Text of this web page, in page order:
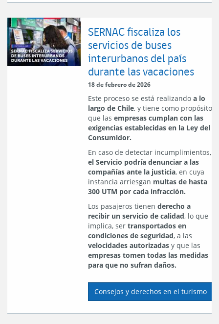
SERNAC fiscaliza los
servicios de buses
interurbanos del país
durante las vacaciones
18 de febrero de 2026
Este proceso se está realizando a lo
largo de Chile, y tiene como propósito
que las empresas cumplan con las
exigencias establecidas en la Ley del
Consumidor.
En caso de detectar incumplimientos,
el Servicio podría denunciar a las
compañías ante la justicia, en cuya
instancia arriesgan multas de hasta
300 UTM por cada infracción.
Los pasajeros tienen derecho a
recibir un servicio de calidad, lo que
implica, ser transportados en
condiciones de seguridad, a las
velocidades autorizadas y que las
empresas tomen todas las medidas
para que no sufran daños.
Consejos y derechos en el turismo